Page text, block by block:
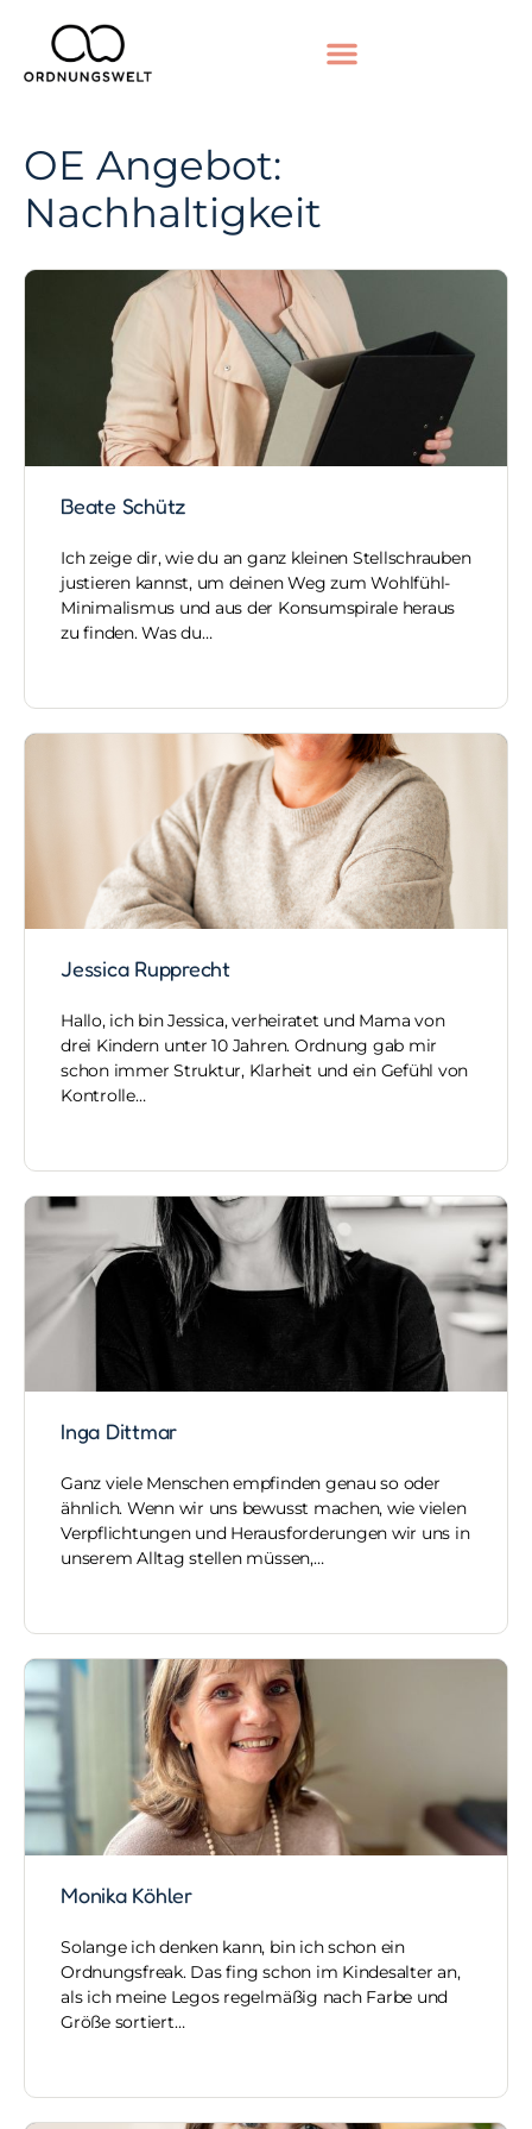
OE Angebot:
Nachhaltigkeit
Beate Schütz
Ich zeige dir, wie du an ganz kleinen Stellschrauben
justieren kannst, um deinen Weg zum Wohlfühl-
Minimalismus und aus der Konsumspirale heraus
zu finden. Was du…
Jessica Rupprecht
Hallo, ich bin Jessica, verheiratet und Mama von
drei Kindern unter 10 Jahren. Ordnung gab mir
schon immer Struktur, Klarheit und ein Gefühl von
Kontrolle…
Inga Dittmar
Ganz viele Menschen empfinden genau so oder
ähnlich. Wenn wir uns bewusst machen, wie vielen
Verpflichtungen und Herausforderungen wir uns in
unserem Alltag stellen müssen,…
Monika Köhler
Solange ich denken kann, bin ich schon ein
Ordnungsfreak. Das fing schon im Kindesalter an,
als ich meine Legos regelmäßig nach Farbe und
Größe sortiert…